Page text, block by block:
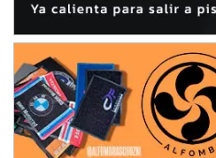
Humboldt (Santa Fe)
NORESTE SANTAFESINO - F6
Ciudad de Avellaneda (Asfalto)
Avellaneda (Santa Fe)
SUR SANTAFESINO - F4
José Samuel Sánchez (Tierra)
Rufino (Santa Fe)